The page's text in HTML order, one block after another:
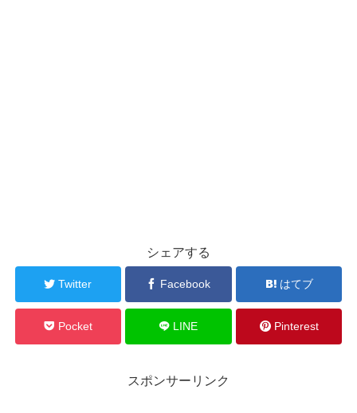
シェアする
Twitter Facebook はてブ
Pocket LINE Pinterest
スポンサーリンク